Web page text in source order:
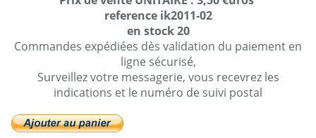
reference ik2011-02
en stock 20
Commandes expédiées dès validation du paiement en
ligne sécurisé,
Surveillez votre messagerie, vous recevrez les
indications et le numéro de suivi postal